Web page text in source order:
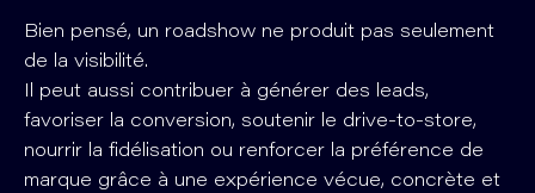
Bien pensé, un roadshow ne produit pas seulement
de la visibilité.
Il peut aussi contribuer à générer des leads,
favoriser la conversion, soutenir le drive-to-store,
nourrir la fidélisation ou renforcer la préférence de
marque grâce à une expérience vécue, concrète et